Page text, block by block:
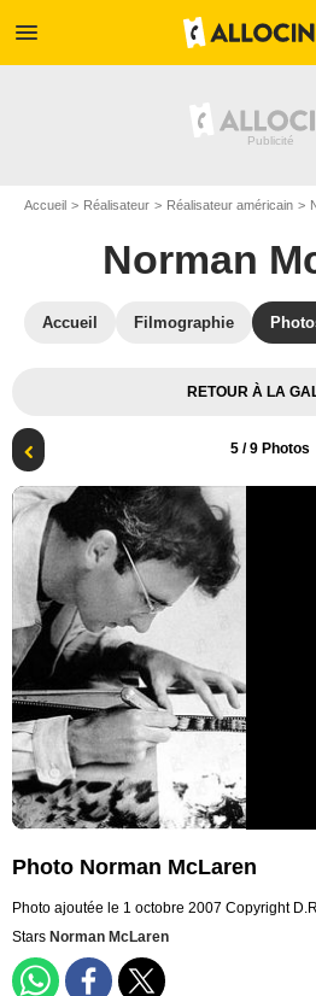
menu
Accueil Réalisateur Réalisateur américain
Norman
Accueil Filmographie
RETOUR À LA
5 / 9 Photos
Photo Norman McLaren
Photo ajoutée le 1 octobre 2007 Copyright
Stars Norman McLaren